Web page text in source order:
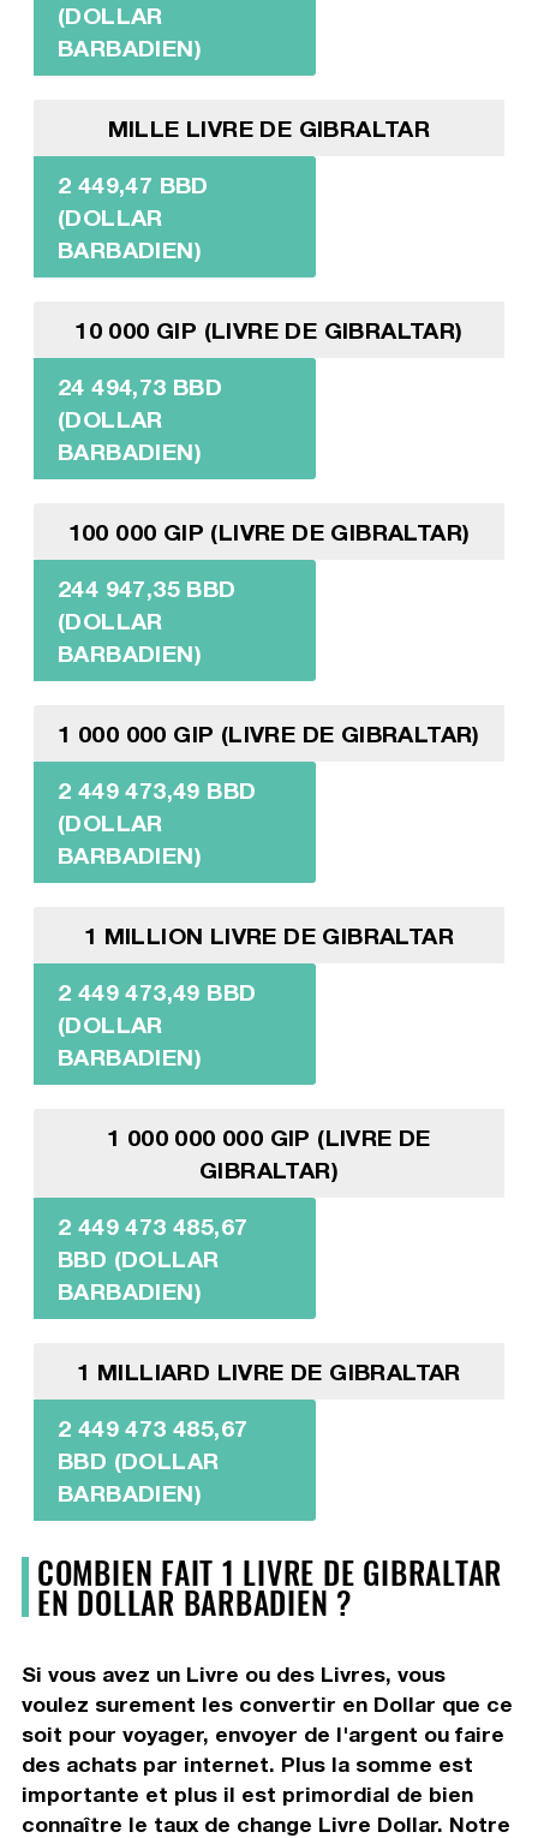
(DOLLAR
BARBADIEN)
MILLE LIVRE DE GIBRALTAR
2 449,47 BBD
(DOLLAR
BARBADIEN)
10 000 GIP (LIVRE DE GIBRALTAR)
24 494,73 BBD
(DOLLAR
BARBADIEN)
100 000 GIP (LIVRE DE GIBRALTAR)
244 947,35 BBD
(DOLLAR
BARBADIEN)
1 000 000 GIP (LIVRE DE GIBRALTAR)
2 449 473,49 BBD
(DOLLAR
BARBADIEN)
1 MILLION LIVRE DE GIBRALTAR
2 449 473,49 BBD
(DOLLAR
BARBADIEN)
1 000 000 000 GIP (LIVRE DE
GIBRALTAR)
2 449 473 485,67
BBD (DOLLAR
BARBADIEN)
1 MILLIARD LIVRE DE GIBRALTAR
2 449 473 485,67
BBD (DOLLAR
BARBADIEN)
COMBIEN FAIT 1 LIVRE DE GIBRALTAR
EN DOLLAR BARBADIEN ?
Si vous avez un Livre ou des Livres, vous
voulez surement les convertir en Dollar que ce
soit pour voyager, envoyer de l'argent ou faire
des achats par internet. Plus la somme est
importante et plus il est primordial de bien
connaître le taux de change Livre Dollar. Notre